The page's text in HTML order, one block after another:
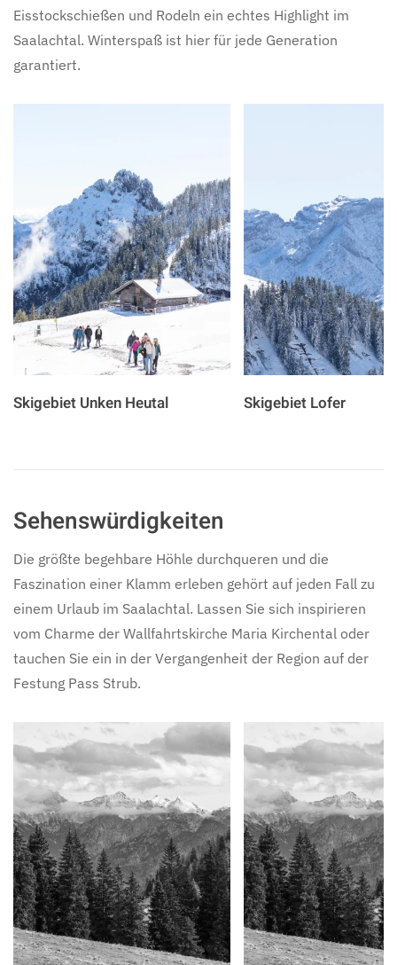
Eisstockschießen und Rodeln ein echtes Highlight im
Saalachtal. Winterspaß ist hier für jede Generation
garantiert.
Skigebiet Unken Heutal Skigebiet Lofer
Sehenswürdigkeiten
Die größte begehbare Höhle durchqueren und die
Faszination einer Klamm erleben gehört auf jeden Fall zu
einem Urlaub im Saalachtal. Lassen Sie sich inspirieren
vom Charme der Wallfahrtskirche Maria Kirchental oder
tauchen Sie ein in der Vergangenheit der Region auf der
Festung Pass Strub.